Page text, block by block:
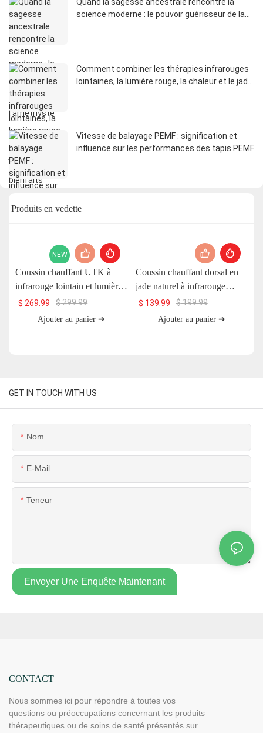
science moderne : le pouvoir guérisseur de la
Comment combiner les thérapies infrarouges
lointaines, la lumière rouge, la chaleur et le jade
Vitesse de balayage PEMF : signification et
influence sur les performances des tapis PEMF
Produits en vedette
NEW
Coussin chauffant UTK à
infrarouge lointain et lumière
rouge avec pierre de jade et
aimants, 66 x 51 cm, H13T4
$ 269.99 $299.99
Ajouter au panier ➔
Coussin chauffant dorsal en
jade naturel à infrarouge
lointain UTK, H11S2
$ 139.99 $199.99
Ajouter au panier ➔
GET IN TOUCH WITH US
Nom
E-Mail
Teneur
Envoyer Une Enquête Maintenant
CONTACT
Nous sommes ici pour répondre à toutes vos
questions ou préoccupations concernant les produits
thérapeutiques ou de soins de santé présentés sur